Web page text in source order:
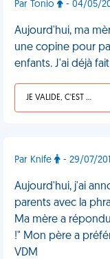
Par Tonio - 04/05/
Aujourd'hui, ma
une copine pour
enfants. J'ai déjà
JE VALIDE, C'EST UNE VDM
Par Knife - 29/07/
Aujourd'hui, j'ai
parents avec la
Ma mère a
!" Mon père a
VDM